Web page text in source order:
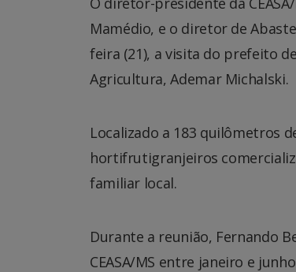
Mamédio, e o diretor de
feira (21), a visita do prefeito
Agricultura, Ademar Michalski.
Localizado a 183 quilômetros
hortifrutigranjeiros
familiar local.
Durante a reunião, Fernando
CEASA/MS entre janeiro e